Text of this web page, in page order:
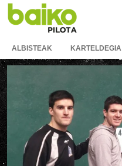
ALBISTEAK KARTELDEGIA